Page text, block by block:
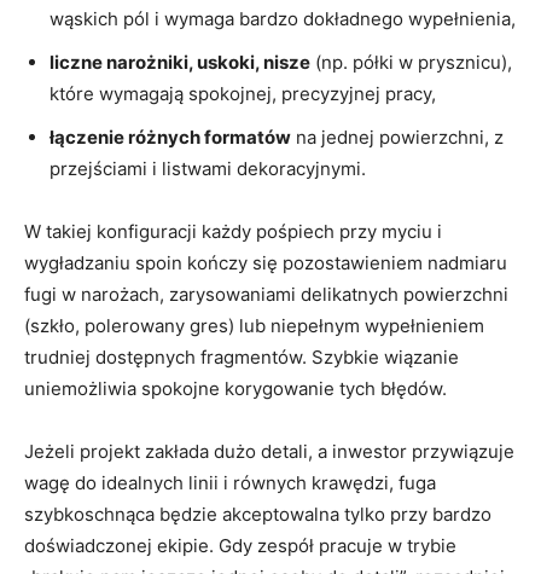
wąskich pól i wymaga bardzo dokładnego wypełnienia,
liczne narożniki, uskoki, nisze (np. półki w prysznicu),
które wymagają spokojnej, precyzyjnej pracy,
łączenie różnych formatów na jednej powierzchni, z
przejściami i listwami dekoracyjnymi.
W takiej konfiguracji każdy pośpiech przy myciu i
wygładzaniu spoin kończy się pozostawieniem nadmiaru
fugi w narożach, zarysowaniami delikatnych powierzchni
(szkło, polerowany gres) lub niepełnym wypełnieniem
trudniej dostępnych fragmentów. Szybkie wiązanie
uniemożliwia spokojne korygowanie tych błędów.
Jeżeli projekt zakłada dużo detali, a inwestor przywiązuje
wagę do idealnych linii i równych krawędzi, fuga
szybkoschnąca będzie akceptowalna tylko przy bardzo
doświadczonej ekipie. Gdy zespół pracuje w trybie